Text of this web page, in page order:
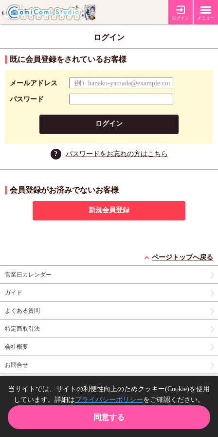
ログイン メニュー
ログイン
既に会員登録をされているお客様
メールアドレス
パスワード
ログイン
? パスワードをお忘れの方はこちら
会員登録がお済みでないお客様
新規会員登録
ページトップへ戻る
営業日カレンダー
ガイド
よくある質問
特定商取引法
会社概要
お問合せ
Copyright(C) comicomi studio. All right reserved.
当サイトでは、サイトの利便性向上のためクッキー(Cookie)を使用
しています。詳細はプライバシーポリシーをご確認ください。
同意する